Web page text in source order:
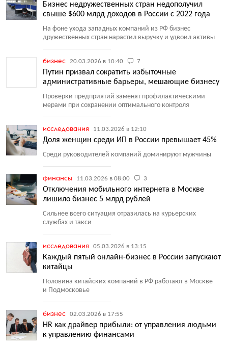
Бизнес недружественных стран недополучил
свыше $600 млрд доходов в России с 2022 года
На фоне ухода западных компаний из РФ бизнес
дружественных стран нарастил выручку и удвоил активы
бизнес 20.03.2026 в 10:40 7
Путин призвал сократить избыточные
административные барьеры, мешающие бизнесу
Проверки предприятий заменят профилактическими
мерами при сохранении оптимального контроля
исследования 11.03.2026 в 12:10
Доля женщин среди ИП в России превышает 45%
Среди руководителей компаний доминируют мужчины
финансы 11.03.2026 в 08:00 3
Отключения мобильного интернета в Москве
лишило бизнес 5 млрд рублей
Сильнее всего ситуация отразилась на курьерских
службах и такси
исследования 05.03.2026 в 13:15
Каждый пятый онлайн-бизнес в России запускают
китайцы
Половина китайских компаний в РФ работают в Москве
и Подмосковье
бизнес 02.03.2026 в 17:55
HR как драйвер прибыли: от управления людьми
к управлению финансами